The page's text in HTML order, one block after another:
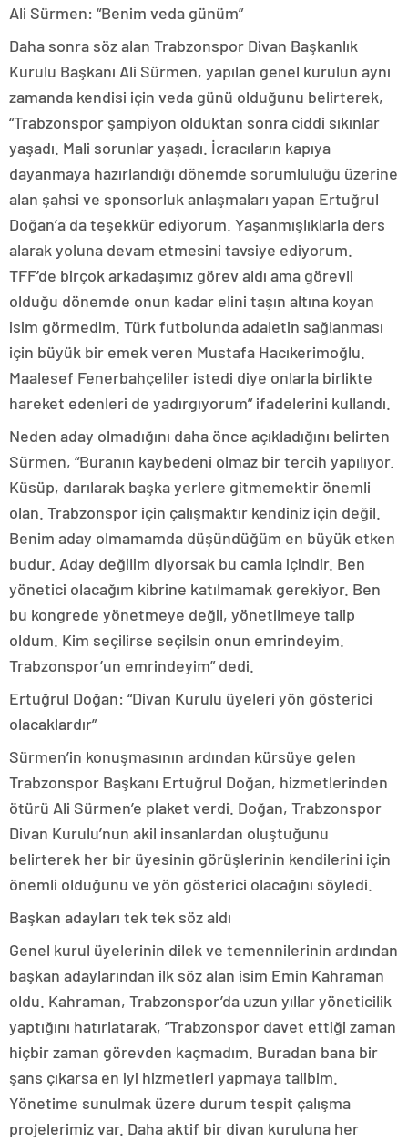
Ali Sürmen: “Benim veda günüm”
Daha sonra söz alan Trabzonspor Divan Başkanlık
Kurulu Başkanı Ali Sürmen, yapılan genel kurulun aynı
zamanda kendisi için veda günü olduğunu belirterek,
“Trabzonspor şampiyon olduktan sonra ciddi sıkınlar
yaşadı. Mali sorunlar yaşadı. İcracıların kapıya
dayanmaya hazırlandığı dönemde sorumluluğu üzerine
alan şahsi ve sponsorluk anlaşmaları yapan Ertuğrul
Doğan’a da teşekkür ediyorum. Yaşanmışlıklarla ders
alarak yoluna devam etmesini tavsiye ediyorum.
TFF’de birçok arkadaşımız görev aldı ama görevli
olduğu dönemde onun kadar elini taşın altına koyan
isim görmedim. Türk futbolunda adaletin sağlanması
için büyük bir emek veren Mustafa Hacıkerimoğlu.
Maalesef Fenerbahçeliler istedi diye onlarla birlikte
hareket edenleri de yadırgıyorum” ifadelerini kullandı.
Neden aday olmadığını daha önce açıkladığını belirten
Sürmen, “Buranın kaybedeni olmaz bir tercih yapılıyor.
Küsüp, darılarak başka yerlere gitmemektir önemli
olan. Trabzonspor için çalışmaktır kendiniz için değil.
Benim aday olmamamda düşündüğüm en büyük etken
budur. Aday değilim diyorsak bu camia içindir. Ben
yönetici olacağım kibrine katılmamak gerekiyor. Ben
bu kongrede yönetmeye değil, yönetilmeye talip
oldum. Kim seçilirse seçilsin onun emrindeyim.
Trabzonspor’un emrindeyim” dedi.
Ertuğrul Doğan: “Divan Kurulu üyeleri yön gösterici
olacaklardır”
Sürmen’in konuşmasının ardından kürsüye gelen
Trabzonspor Başkanı Ertuğrul Doğan, hizmetlerinden
ötürü Ali Sürmen’e plaket verdi. Doğan, Trabzonspor
Divan Kurulu’nun akil insanlardan oluştuğunu
belirterek her bir üyesinin görüşlerinin kendilerini için
önemli olduğunu ve yön gösterici olacağını söyledi.
Başkan adayları tek tek söz aldı
Genel kurul üyelerinin dilek ve temennilerinin ardından
başkan adaylarından ilk söz alan isim Emin Kahraman
oldu. Kahraman, Trabzonspor’da uzun yıllar yöneticilik
yaptığını hatırlatarak, “Trabzonspor davet ettiği zaman
hiçbir zaman görevden kaçmadım. Buradan bana bir
şans çıkarsa en iyi hizmetleri yapmaya talibim.
Yönetime sunulmak üzere durum tespit çalışma
projelerimiz var. Daha aktif bir divan kuruluna her